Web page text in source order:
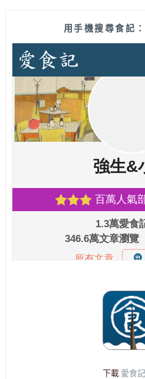
用手機搜尋食記
下載 愛食